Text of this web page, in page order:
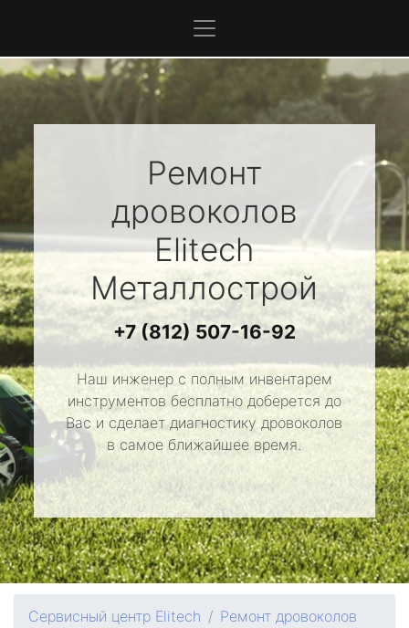
Ремонт
дровоколов
Elitech
Металлострой
+7 (812) 507-16-92
Наш инженер с полным инвентарем
инструментов бесплатно доберется до
Вас и сделает диагностику дровоколов
в самое ближайшее время.
Сервисный центр Elitech
Ремонт дровоколов